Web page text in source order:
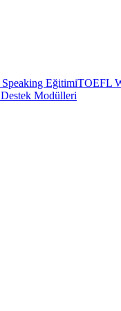
EğitimiTOEFL
Modülleri